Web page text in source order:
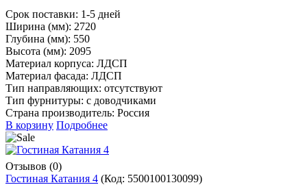
Срок поставки: 1-5 дней
Ширина (мм): 2720
Глубина (мм): 550
Высота (мм): 2095
Материал корпуса: ЛДСП
Материал фасада: ЛДСП
Тип направляющих: отсутствуют
Тип фурнитуры: с доводчиками
Страна производитель: Россия
В корзину Подробнее
Отзывов (0)
Гостиная Катания 4 (Код: 5500100130099)